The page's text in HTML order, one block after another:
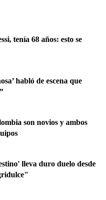
tenía 68 años: esto se
habló de escena que
son novios y ambos
lleva duro duelo desde